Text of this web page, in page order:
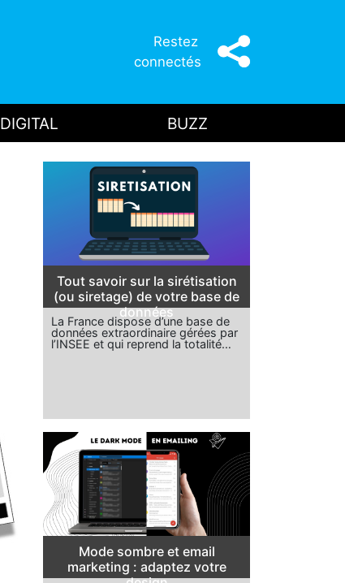
Restez
connectés
DIGITAL BUZZ
Tout savoir sur la sirétisation
(ou siretage) de votre base de
données
La France dispose d’une base de
données extraordinaire gérées par
l’INSEE et qui reprend la totalité…
Mode sombre et email
marketing : adaptez votre